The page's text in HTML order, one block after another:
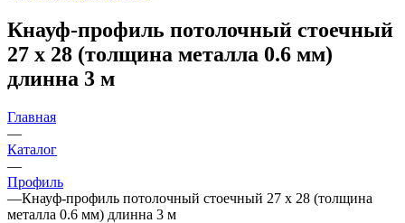
Кнауф-профиль потолочный стоечный
27 x 28 (толщина металла 0.6 мм)
длинна 3 м
Главная
—
Каталог
—
Профиль
—Кнауф-профиль потолочный стоечный 27 x 28 (толщина
металла 0.6 мм) длинна 3 м